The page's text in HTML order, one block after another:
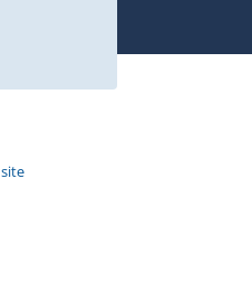
s'ouvrira dans une nouvelle